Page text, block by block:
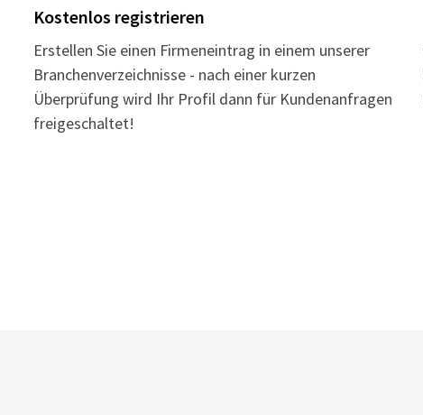
Kostenlos registrieren
Erstellen Sie einen Firmeneintrag in einem unserer
Branchenverzeichnisse - nach einer kurzen
Überprüfung wird Ihr Profil dann für Kundenanfragen
freigeschaltet!